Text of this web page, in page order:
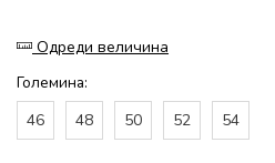
Одреди величина
Големина:
46
48 50 52 54